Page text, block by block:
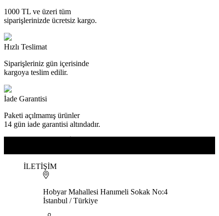
1000 TL ve üzeri tüm
siparişlerinizde ücretsiz kargo.
Hızlı Teslimat
Siparişleriniz gün içerisinde
kargoya teslim edilir.
İade Garantisi
Paketi açılmamış ürünler
14 gün iade garantisi altındadır.
İLETİŞİM
Hobyar Mahallesi Hanımeli Sokak No:4
İstanbul / Türkiye